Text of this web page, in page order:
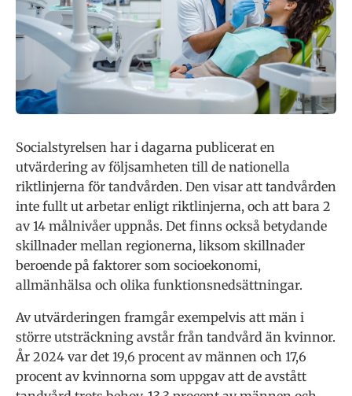
Socialstyrelsen har i dagarna publicerat en
utvärdering av följsamheten till de nationella
riktlinjerna för tandvården. Den visar att tandvården
inte fullt ut arbetar enligt riktlinjerna, och att bara 2
av 14 målnivåer uppnås. Det finns också betydande
skillnader mellan regionerna, liksom skillnader
beroende på faktorer som socioekonomi,
allmänhälsa och olika funktionsnedsättningar.
Av utvärderingen framgår exempelvis att män i
större utsträckning avstår från tandvård än kvinnor.
År 2024 var det 19,6 procent av männen och 17,6
procent av kvinnorna som uppgav att de avstått